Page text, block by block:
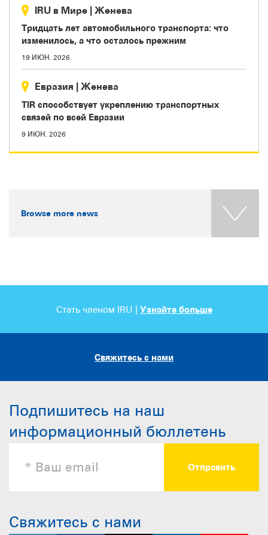
IRU в Мире | Женева
Тридцать лет автомобильного транспорта: что
изменилось, а что осталось прежним
19 ИЮН. 2026
Евразия | Женева
TIR способствует укреплению транспортных
связей по всей Евразии
9 ИЮН. 2026
Browse more news
Стать членом IRU | Узнайте больше
Свяжитесь с нами
Подпишитесь на наш
информационный бюллетень
Свяжитесь с нами